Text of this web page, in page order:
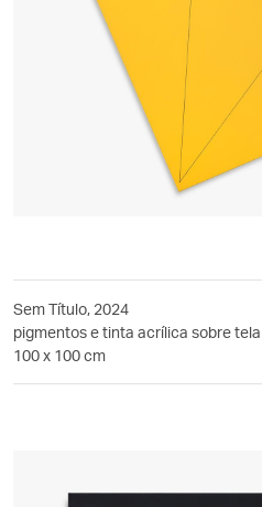
Sem Título, 2024
pigmentos e tinta acrílica sobre tela
100 x 100 cm